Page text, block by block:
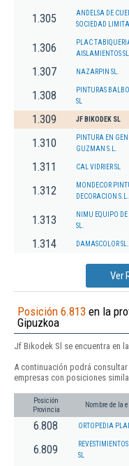
1.305
ANDELSA DE
SOCIEDAD
1.306
PLAC
AISLAMIENTOS SL
1.307 NAZARPIN SL.
1.308
PINTURAS
SL
1.309 JF BIKODEK SL
1.310
PINTURA EN
GUZMAN S.L.
1.311 CAL VIDRIER SL
1.312
MONDECOR
DECORACION S.L.
1.313
NIMU EQUIPO DE
SL.
1.314 DAMASCOLOR SL.
Ver
Posición 6.813 en la
Gipuzkoa
Jf Bikodek Sl se encuentra en
A continuación podrá
empresas con posiciones
Posición
Provincia
Nombre de la
6.808 ORTOPEDIA
6.809
SL